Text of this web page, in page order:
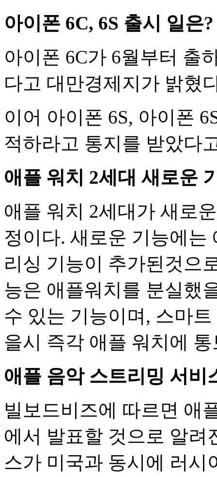
아이폰 6C, 6S 출시 일은?
아이폰 6C가 6월부터 출
다고 대만경제지가 밝혔
이어 아이폰 6S, 아이폰
적하라고 통지를 받았다
애플 워치 2세대 새로운
애플 워치 2세대가 새로
정이다. 새로운 기능에는
리싱 기능이 추가된것으
능은 애플워치를 분실했
수 있는 기능이며, 스마
을시 즉각 애플 워치에
애플 음악 스트리밍 서비
빌보드비즈에 따르면 애
에서 발표할 것으로 알려
스가 미국과 동시에 러시